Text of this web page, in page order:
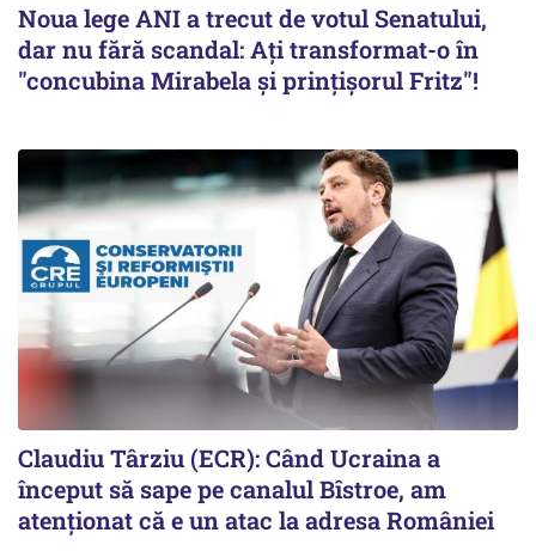
Noua lege ANI a trecut de votul Senatului,
dar nu fără scandal: Ați transformat-o în
"concubina Mirabela şi prinţişorul Fritz"!
Claudiu Târziu (ECR): Când Ucraina a
început să sape pe canalul Bîstroe, am
atenționat că e un atac la adresa României